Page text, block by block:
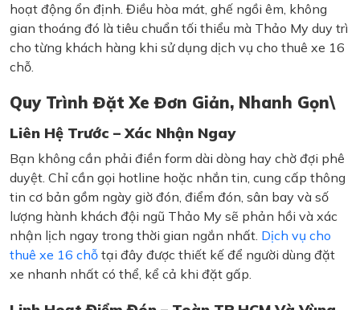
hoạt động ổn định. Điều hòa mát, ghế ngồi êm, không
gian thoáng đó là tiêu chuẩn tối thiểu mà Thảo My duy trì
cho từng khách hàng khi sử dụng dịch vụ cho thuê xe 16
chỗ.
Quy Trình Đặt Xe Đơn Giản, Nhanh Gọn\
Liên Hệ Trước – Xác Nhận Ngay
Bạn không cần phải điền form dài dòng hay chờ đợi phê
duyệt. Chỉ cần gọi hotline hoặc nhắn tin, cung cấp thông
tin cơ bản gồm ngày giờ đón, điểm đón, sân bay và số
lượng hành khách đội ngũ Thảo My sẽ phản hồi và xác
nhận lịch ngay trong thời gian ngắn nhất. Dịch vụ cho
thuê xe 16 chỗ tại đây được thiết kế để người dùng đặt
xe nhanh nhất có thể, kể cả khi đặt gấp.